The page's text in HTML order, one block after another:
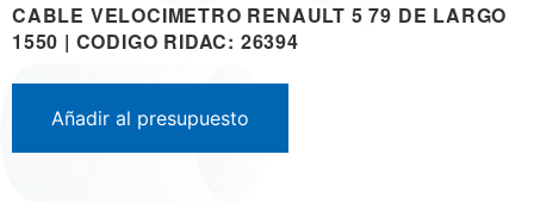
CABLE VELOCIMETRO RENAULT 5 79 DE LARGO
1550 | CODIGO RIDAC: 26394
Añadir al presupuesto